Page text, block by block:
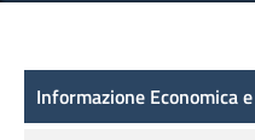
Informazioni
Informazione Economica